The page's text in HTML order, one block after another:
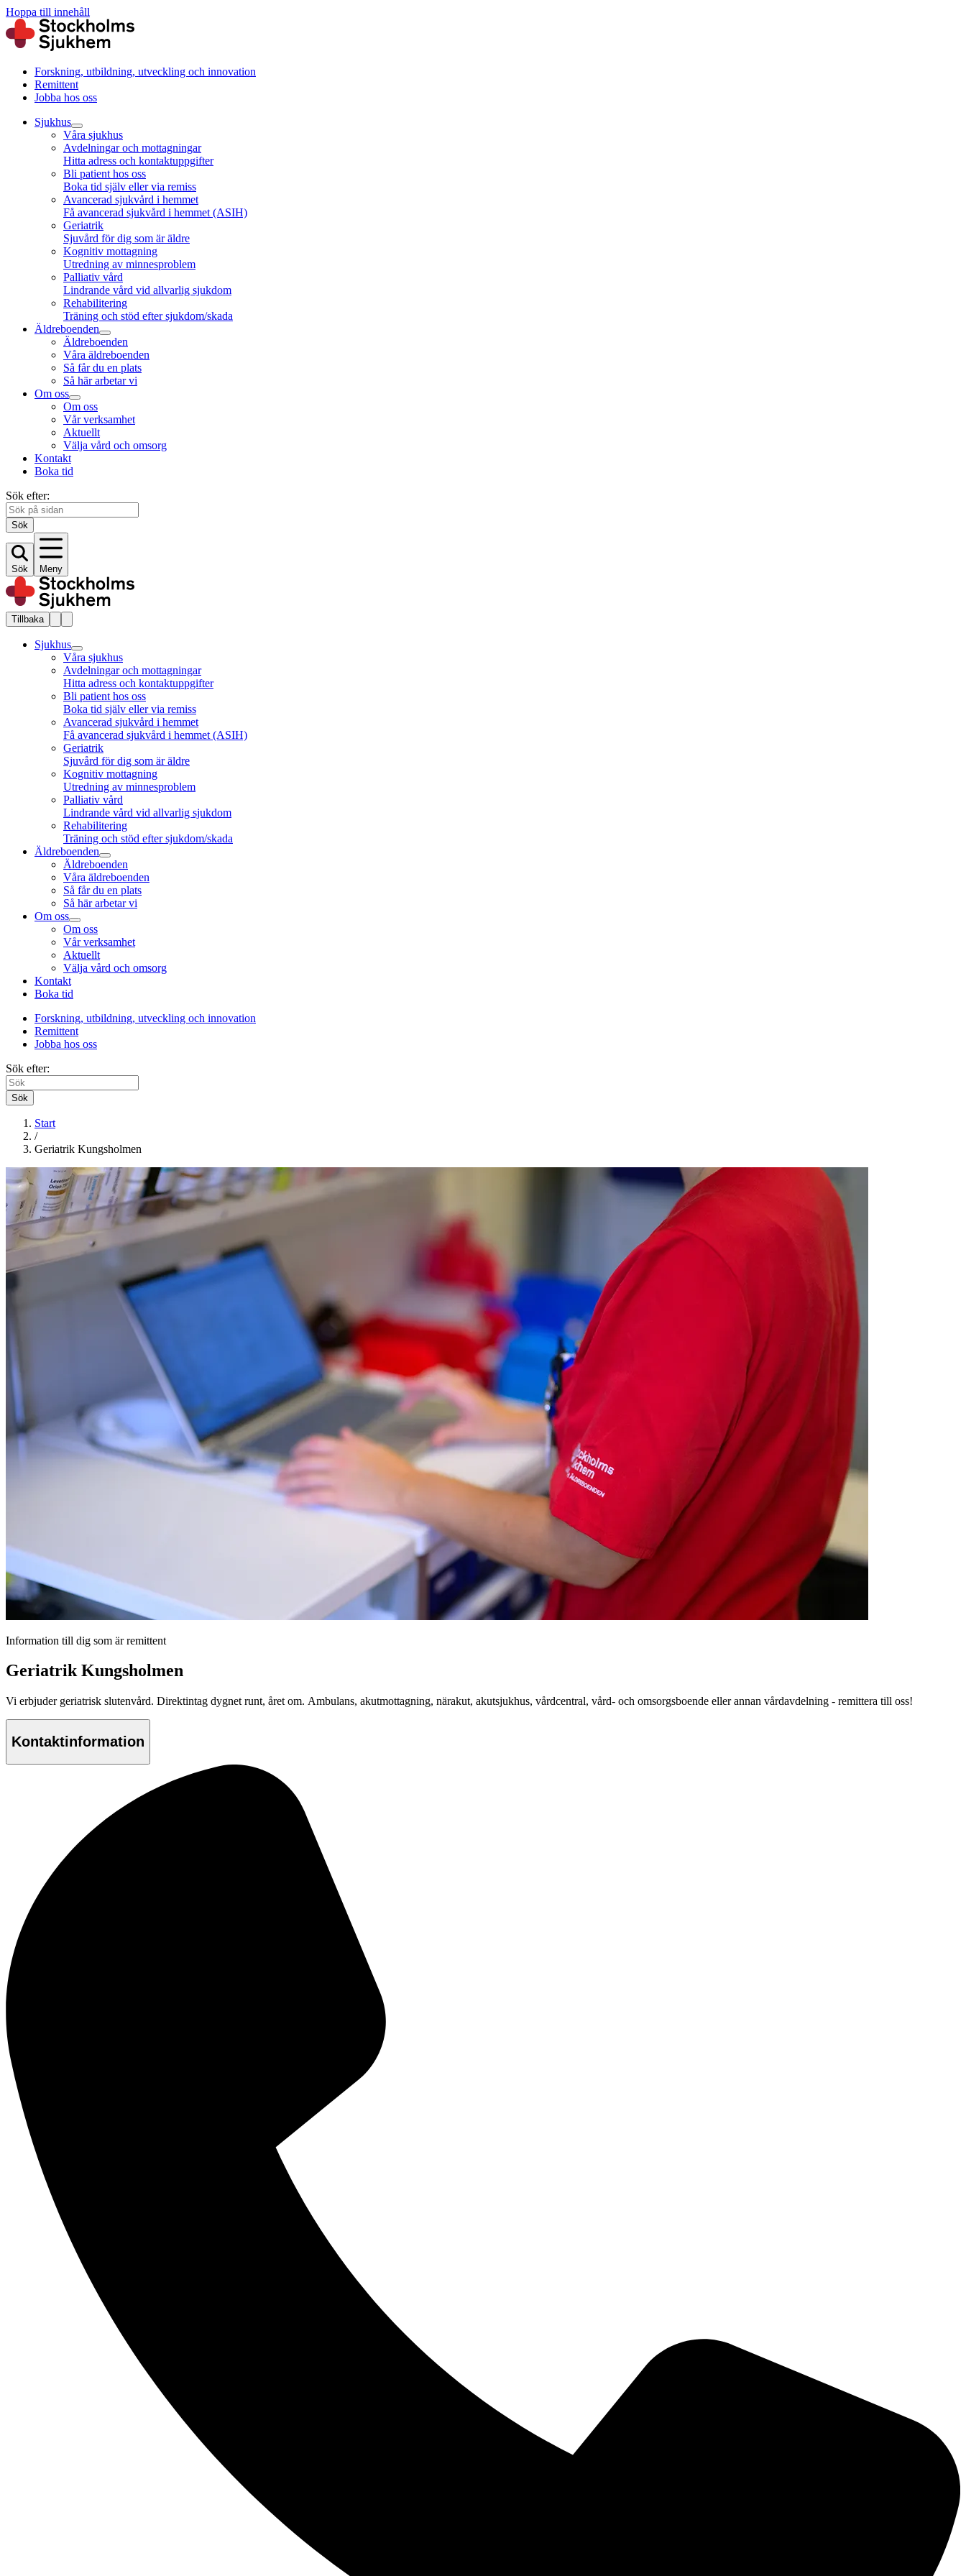
Hoppa till innehåll
Forskning, utbildning, utveckling och innovation
Remittent
Jobba hos oss
Sjukhus
Våra sjukhus
Avdelningar och mottagningar
Hitta adress och kontaktuppgifter
Bli patient hos oss
Boka tid själv eller via remiss
Avancerad sjukvård i hemmet
Få avancerad sjukvård i hemmet (ASIH)
Geriatrik
Sjuvård för dig som är äldre
Kognitiv mottagning
Utredning av minnesproblem
Palliativ vård
Lindrande vård vid allvarlig sjukdom
Rehabilitering
Träning och stöd efter sjukdom/skada
Äldreboenden
Äldreboenden
Våra äldreboenden
Så får du en plats
Så här arbetar vi
Om oss
Om oss
Vår verksamhet
Aktuellt
Välja vård och omsorg
Kontakt
Boka tid
Sök efter:
Sök
Sök Meny
Tillbaka
Sjukhus
Våra sjukhus
Avdelningar och mottagningar
Hitta adress och kontaktuppgifter
Bli patient hos oss
Boka tid själv eller via remiss
Avancerad sjukvård i hemmet
Få avancerad sjukvård i hemmet (ASIH)
Geriatrik
Sjuvård för dig som är äldre
Kognitiv mottagning
Utredning av minnesproblem
Palliativ vård
Lindrande vård vid allvarlig sjukdom
Rehabilitering
Träning och stöd efter sjukdom/skada
Äldreboenden
Äldreboenden
Våra äldreboenden
Så får du en plats
Så här arbetar vi
Om oss
Om oss
Vår verksamhet
Aktuellt
Välja vård och omsorg
Kontakt
Boka tid
Forskning, utbildning, utveckling och innovation
Remittent
Jobba hos oss
Sök efter:
Sök
Start
/
Geriatrik Kungsholmen
Information till dig som är remittent
Geriatrik Kungsholmen
Vi erbjuder geriatrisk slutenvård. Direktintag dygnet runt, året om. Ambulans, akutmottagning, närakut, akutsjukhus, vårdcentral, vård- och omsorgsboende eller annan vårdavdelning - remittera till oss!
Kontaktinformation